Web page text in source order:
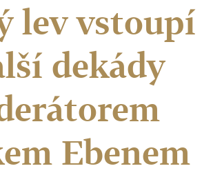
lev vstoupí
dekády
Ebenem